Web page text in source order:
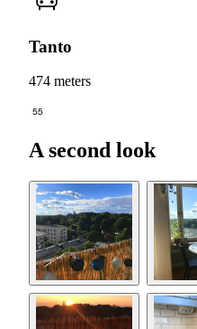
Tanto
474 meters
55
A second look